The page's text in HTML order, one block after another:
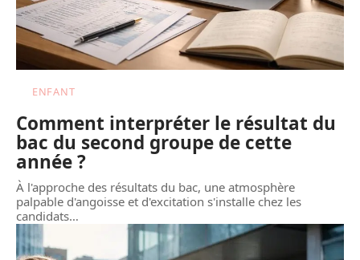
ENFANT
Comment interpréter le résultat du
bac du second groupe de cette
année ?
À l'approche des résultats du bac, une atmosphère
palpable d'angoisse et d'excitation s'installe chez les
candidats…